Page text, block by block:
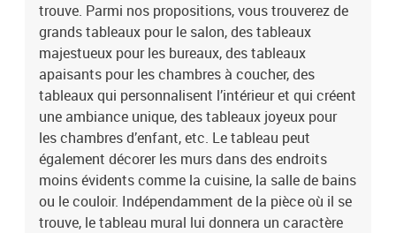
trouve. Parmi nos propositions, vous trouverez de
grands tableaux pour le salon, des tableaux
majestueux pour les bureaux, des tableaux
apaisants pour les chambres à coucher, des
tableaux qui personnalisent l’intérieur et qui créent
une ambiance unique, des tableaux joyeux pour
les chambres d’enfant, etc. Le tableau peut
également décorer les murs dans des endroits
moins évidents comme la cuisine, la salle de bains
ou le couloir. Indépendamment de la pièce où il se
trouve, le tableau mural lui donnera un caractère